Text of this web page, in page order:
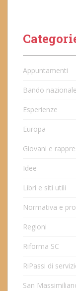
Appuntamenti
Bando nazionale
Esperienze
Europa
Giovani e
Idee
Libri e siti utili
Normativa e
Regioni
Riforma SC
RiPassi di
San